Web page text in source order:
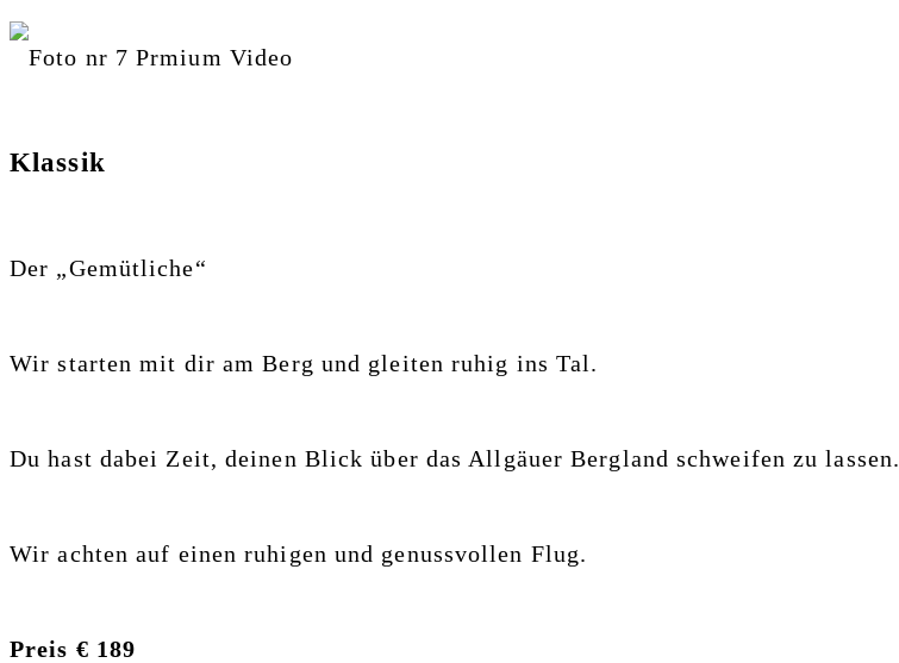
Klassik
Der „Gemütliche“
Wir starten mit dir am Berg und gleiten ruhig ins Tal.
Du hast dabei Zeit, deinen Blicküber das Allgäuer Bergland schweifen zu lassen.
Wir achten auf einen ruhigen und genussvollen Flug.
Preis € 189